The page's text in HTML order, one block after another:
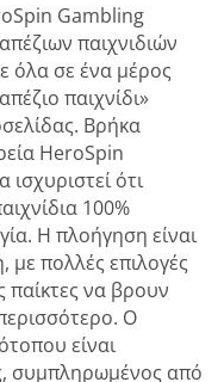
Gambling
παιχνιδιών
όλα σε ένα μέρος
παιχνίδι»
Βρήκα
HeroSpin
ότι
100%
Η πλοήγηση είναι
με πολλές επιλογές
παίκτες να βρουν
Ο
είναι
συμπληρωμένος από